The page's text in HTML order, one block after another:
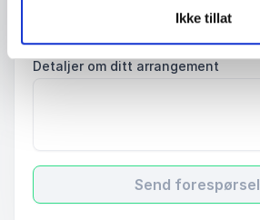
Ikke tillat
Detaljer om ditt arrangement
Send forespørsel